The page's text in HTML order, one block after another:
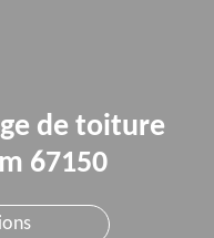
de toiture
67150